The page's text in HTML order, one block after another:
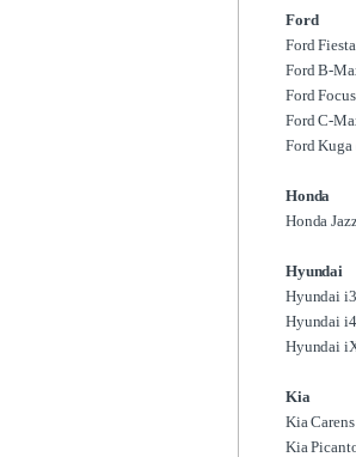
Ford
Ford
Ford B-
Ford
Ford C-
Ford
Honda
Honda
Hyundai
Hyundai
Hyundai
Hyundai
Kia
Kia
Kia